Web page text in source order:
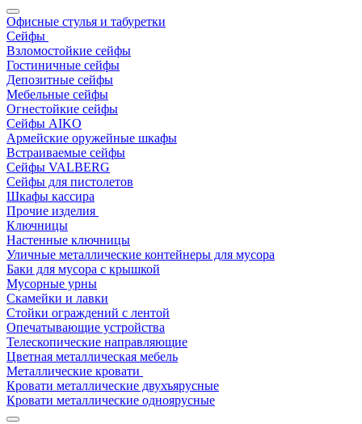
Офисные стулья и табуретки
Сейфы
Взломостойкие сейфы
Гостиничные сейфы
Депозитные сейфы
Мебельные сейфы
Огнестойкие сейфы
Сейфы AIKO
Армейские оружейные шкафы
Встраиваемые сейфы
Сейфы VALBERG
Сейфы для пистолетов
Шкафы кассира
Прочие изделия
Ключницы
Настенные ключницы
Уличные металлические контейнеры для мусора
Баки для мусора с крышкой
Мусорные урны
Скамейки и лавки
Стойки ограждений с лентой
Опечатывающие устройства
Телескопические направляющие
Цветная металлическая мебель
Металлические кровати
Кровати металлические двухъярусные
Кровати металлические одноярусные